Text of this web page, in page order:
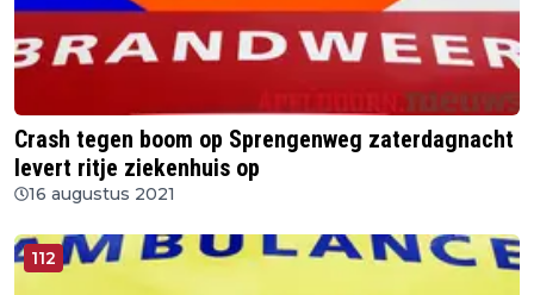
Crash tegen boom op Sprengenweg zaterdagnacht
levert ritje ziekenhuis op
16 augustus 2021
112